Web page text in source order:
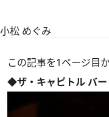
小松 めぐみ
この記事を1ページ目
◆ザ・キャピトル バー